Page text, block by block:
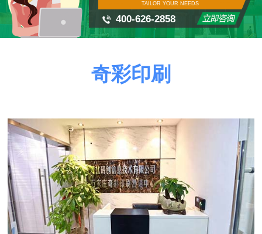
TAILOR YOUR NEEDS
400-626-2858
奇彩印刷